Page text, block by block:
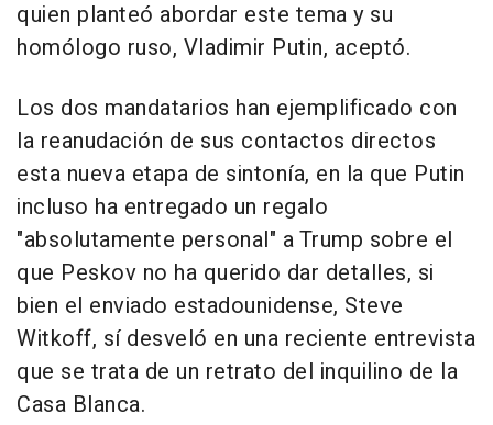
quien planteó abordar este tema y su
homólogo ruso, Vladimir Putin, aceptó.
Los dos mandatarios han ejemplificado con
la reanudación de sus contactos directos
esta nueva etapa de sintonía, en la que Putin
incluso ha entregado un regalo
"absolutamente personal" a Trump sobre el
que Peskov no ha querido dar detalles, si
bien el enviado estadounidense, Steve
Witkoff, sí desveló en una reciente entrevista
que se trata de un retrato del inquilino de la
Casa Blanca.